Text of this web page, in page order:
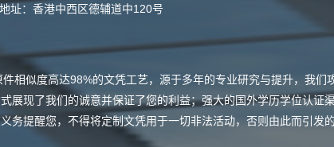
址：香港中西区德辅道中120号
相似度高达98%的文凭工艺，源于多年的专业研究与提升，我们
展现了我们的诚意并保证了您的利益；强大的国外学历学位认证
提醒您，不得将定制文凭用于一切非法活动，否则由此而引发